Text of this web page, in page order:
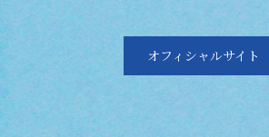
オフィシャルサイト